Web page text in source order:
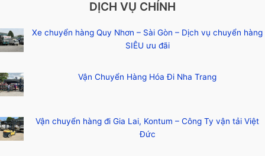
DỊCH VỤ CHÍNH
Xe chuyển hàng Quy Nhơn – Sài Gòn – Dịch vụ chuyển hàng
SIÊU ưu đãi
Vận Chuyển Hàng Hóa Đi Nha Trang
Vận chuyển hàng đi Gia Lai, Kontum – Công Ty vận tải Việt
Đức